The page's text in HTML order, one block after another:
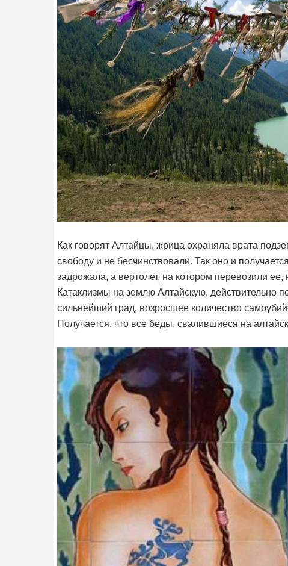
Как говорят Алтайцы, жрица охраняла врата
свободу и не бесчинствовали. Так оно и
задрожала, а вертолет, на котором перевозили
Катаклизмы на землю Алтайскую, действительно
сильнейший град, возросшее количество
Получается, что все беды, свалившиеся на